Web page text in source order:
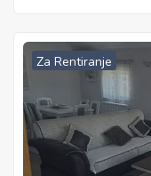
Za Rentiranje